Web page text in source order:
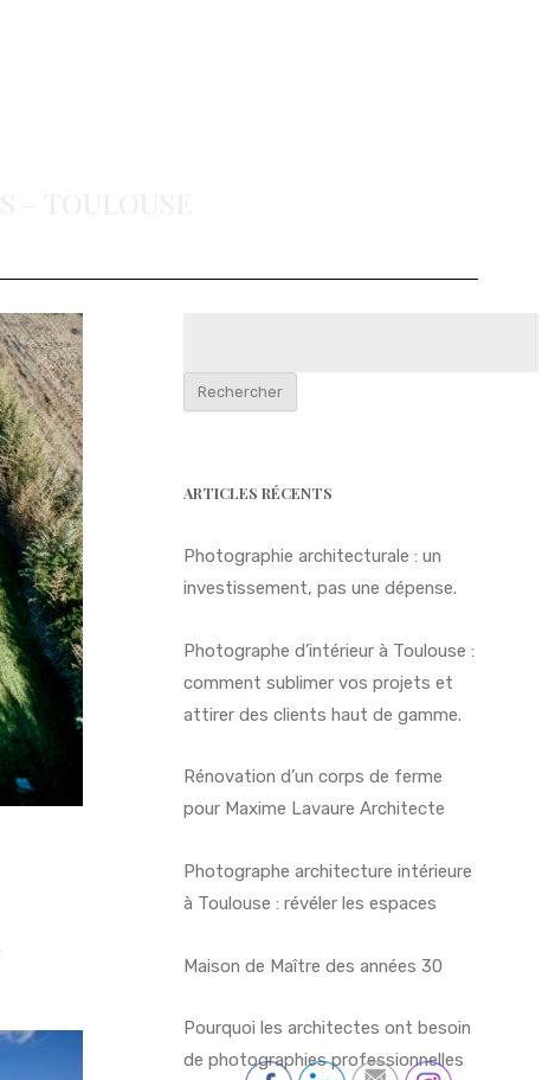
ARTICLES RÉCENTS
Photographie architecturale : un
investissement, pas une dépense.
Photographe d’intérieur à Toulouse :
comment sublimer vos projets et
attirer des clients haut de gamme.
Rénovation d’un corps de ferme
pour Maxime Lavaure Architecte
Photographe architecture intérieure
à Toulouse : révéler les espaces
Maison de Maître des années 30
Pourquoi les architectes ont besoin
de photographies professionnelles